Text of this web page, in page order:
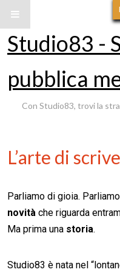
Studio83 -
pubblica
Con Studio83, trovi la
L’arte di
Parliamo di gioia.
novità che riguarda
Ma prima una storia.
Studio83 è nata nel